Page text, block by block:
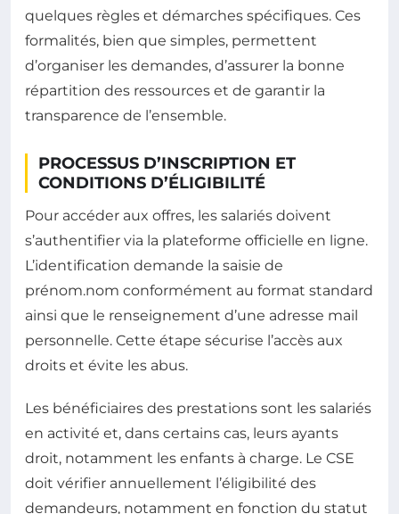
quelques règles et démarches spécifiques. Ces
formalités, bien que simples, permettent
d’organiser les demandes, d’assurer la bonne
répartition des ressources et de garantir la
transparence de l’ensemble.
PROCESSUS D’INSCRIPTION ET
CONDITIONS D’ÉLIGIBILITÉ
Pour accéder aux offres, les salariés doivent
s’authentifier via la plateforme officielle en ligne.
L’identification demande la saisie de
prénom.nom conformément au format standard
ainsi que le renseignement d’une adresse mail
personnelle. Cette étape sécurise l’accès aux
droits et évite les abus.
Les bénéficiaires des prestations sont les salariés
en activité et, dans certains cas, leurs ayants
droit, notamment les enfants à charge. Le CSE
doit vérifier annuellement l’éligibilité des
demandeurs, notamment en fonction du statut